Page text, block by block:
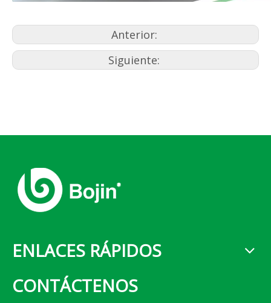
Anterior:
Siguiente:
ENLACES RÁPIDOS
CONTÁCTENOS